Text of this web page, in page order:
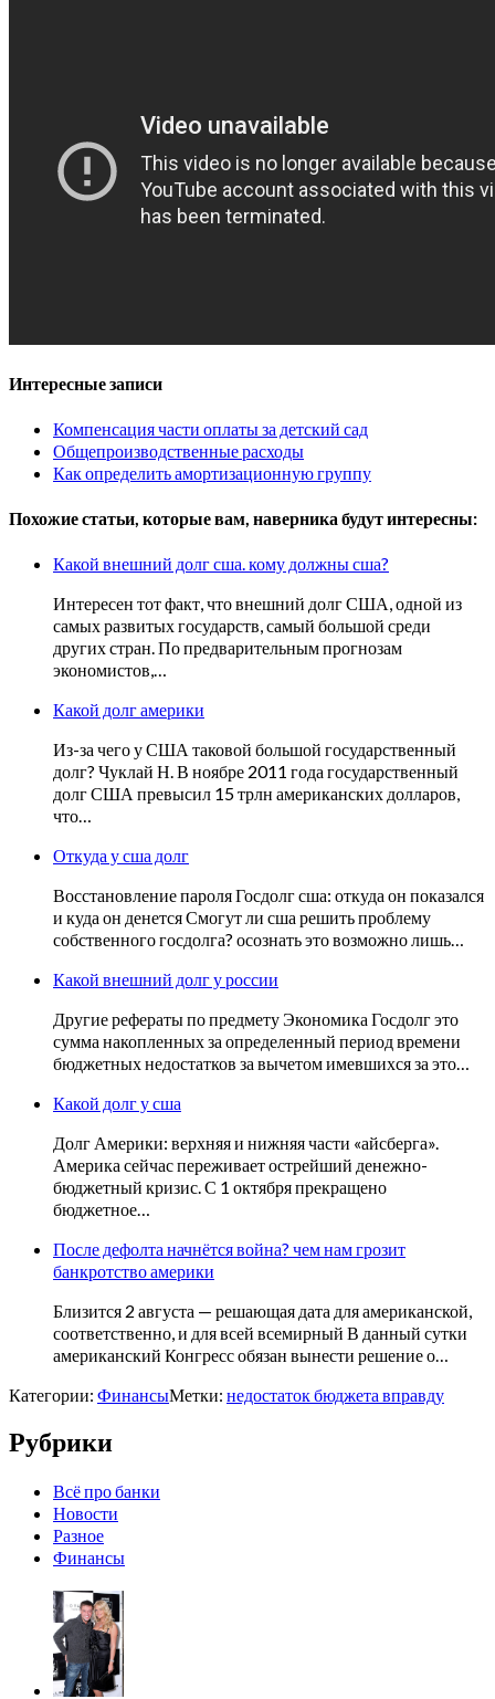
Интересные записи
Компенсация части оплаты за детский сад
Общепроизводственные расходы
Как определить амортизационную группу
Похожие статьи, которые вам, наверника будут интересны:
Какой внешний долг сша. кому должны сша?
Интересен тот факт, что внешний долг США, одной из
самых развитых государств, самый большой среди
других стран. По предварительным прогнозам
экономистов,…
Какой долг америки
Из-за чего у США таковой большой государственный
долг? Чуклай Н. В ноябре 2011 года государственный
долг США превысил 15 трлн американских долларов,
что…
Откуда у сша долг
Восстановление пароля Госдолг сша: откуда он показался
и куда он денется Смогут ли сша решить проблему
собственного госдолга? осознать это возможно лишь…
Какой внешний долг у россии
Другие рефераты по предмету Экономика Госдолг это
сумма накопленных за определенный период времени
бюджетных недостатков за вычетом имевшихся за это…
Какой долг у сша
Долг Америки: верхняя и нижняя части «айсберга».
Америка сейчас переживает острейший денежно-
бюджетный кризис. С 1 октября прекращено
бюджетное…
После дефолта начнётся война? чем нам грозит
банкротство америки
Близится 2 августа — решающая дата для американской,
соответственно, и для всей всемирный В данный сутки
американский Конгресс обязан вынести решение о…
Категории: ФинансыМетки: недостаток бюджета вправду
Рубрики
Всё про банки
Новости
Разное
Финансы